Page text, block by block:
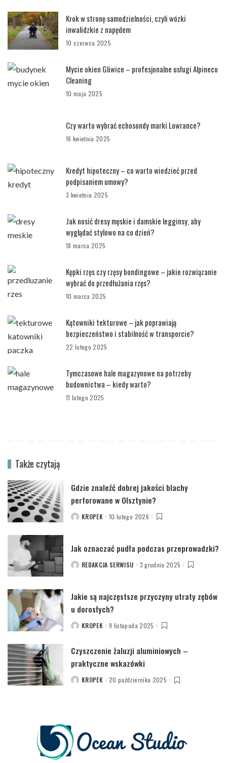
Krok w stronę samodzielności, czyli wózki
inwalidzkie z napędem
10 czerwca 2025
Mycie okien Gliwice – profesjonalne usługi Alpineco
Cleaning
10 maja 2025
Czy warto wybrać echosondy marki Lowrance?
16 kwietnia 2025
Kredyt hipoteczny – co warto wiedzieć przed
podpisaniem umowy?
3 kwietnia 2025
Jak nosić dresy męskie i damskie legginsy, aby
wyglądać stylowo na co dzień?
18 marca 2025
Kępki rzęs czy rzęsy bondingowe – jakie rozwiązanie
wybrać do przedłużania rzęs?
10 marca 2025
Kątowniki tekturowe – jak poprawiają
bezpieczeństwo i stabilność w transporcie?
22 lutego 2025
Tymczasowe hale magazynowe na potrzeby
budownictwa – kiedy warto?
11 lutego 2025
Także czytają
Gdzie znaleźć dobrej jakości blachy
perforowane w Olsztynie?
POSTEDKROPEK 10 lutego 2026
Jak oznaczać pudła podczas przeprowadzki?
POSTEDREDAKCJA SERWISU 3 grudnia 2025
Jakie są najczęstsze przyczyny utraty zębów
u dorosłych?
POSTEDKROPEK 9 listopada 2025
Czyszczenie żaluzji aluminiowych –
praktyczne wskazówki
POSTEDKROPEK 20 października 2025